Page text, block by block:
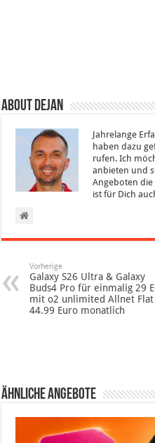
About Dejan
Jahrelange
haben dazu
rufen. Ich
anbieten und
Angeboten
ist für Dich
Vorherige
Galaxy S26 Ultra & Galaxy
Buds4 Pro für einmalig 29
mit o2 unlimited Allnet
44.99 Euro monatlich
Ähnliche Angebote